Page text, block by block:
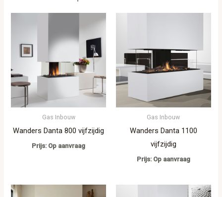
Gas Inbouw
Wanders Danta 800 vijfzijdig
Prijs: Op aanvraag
Gas Inbouw
Wanders Danta 1100
vijfzijdig
Prijs: Op aanvraag